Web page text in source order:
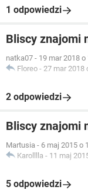
1 odpowiedzi
Bliscy znajomi
natka07 - 19 mar 2018 o
Floreo - 27 mar 2018
2 odpowiedzi
Bliscy znajomi
Martusia - 6 maj 2015 o
Karolllla - 11 maj
5 odpowiedzi